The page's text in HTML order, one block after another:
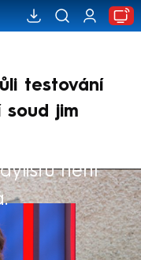
testování
soud jim
není